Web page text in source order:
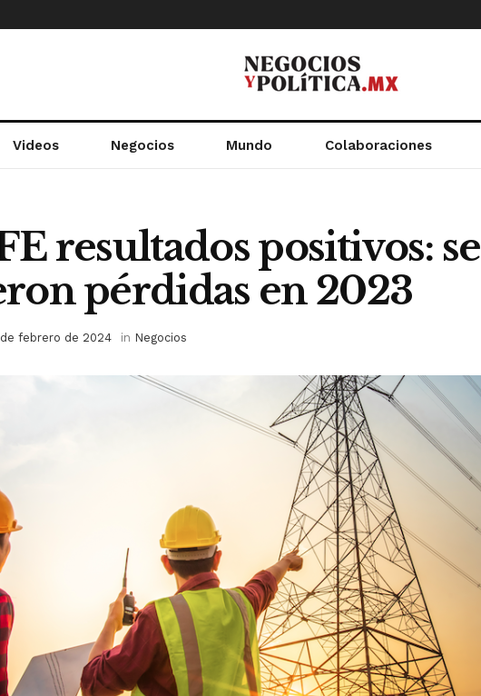
Videos Negocios Mundo Colaboraciones
resultados positivos: se
pérdidas en 2023
febrero de 2024 in Negocios